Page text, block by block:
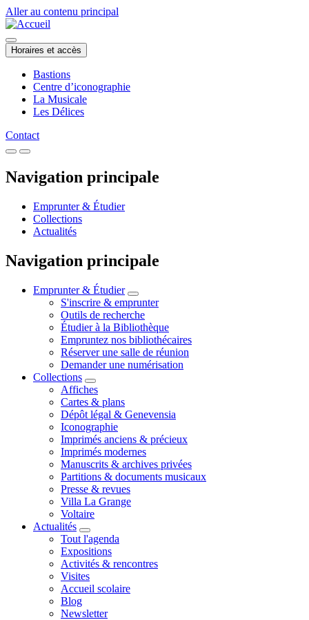
Aller au contenu principal
Horaires et accès
Bastions
Centre d’iconographie
La Musicale
Les Délices
Contact
Navigation principale
Emprunter & Étudier
Collections
Actualités
Navigation principale
Emprunter & Étudier
S'inscrire & emprunter
Outils de recherche
Étudier à la Bibliothèque
Empruntez nos bibliothécaires
Réserver une salle de réunion
Demander une numérisation
Collections
Affiches
Cartes & plans
Dépôt légal & Genevensia
Iconographie
Imprimés anciens & précieux
Imprimés modernes
Manuscrits & archives privées
Partitions & documents musicaux
Presse & revues
Villa La Grange
Voltaire
Actualités
Tout l'agenda
Expositions
Activités & rencontres
Visites
Accueil scolaire
Blog
Newsletter